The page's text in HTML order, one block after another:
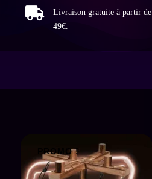

Livraison gratuite à partir de
49€.
PROMO !